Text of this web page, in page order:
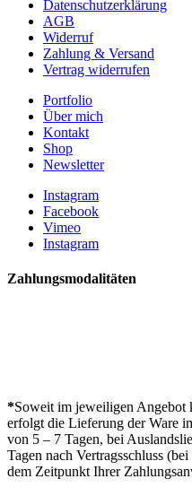
Datenschutzerklärung
AGB
Widerruf
Zahlung & Versand
Vertrag widerrufen
Portfolio
Über mich
Kontakt
Shop
Newsletter
Instagram
Facebook
Vimeo
Instagram
Zahlungsmodalitäten
*Soweit im jeweiligen Angebot
erfolgt die Lieferung der Ware
von 5 – 7 Tagen, bei
Tagen nach Vertragsschluss
dem Zeitpunkt Ihrer